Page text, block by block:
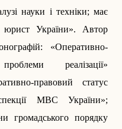
науки і техніки; має
юрист України». Автор
«Оперативно-
реалізації»
правовий статус
МВС Украї­ни»;
громадського порядку